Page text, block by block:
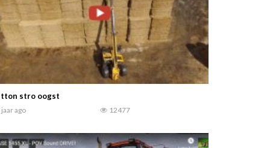
stro oogst
ago 12477